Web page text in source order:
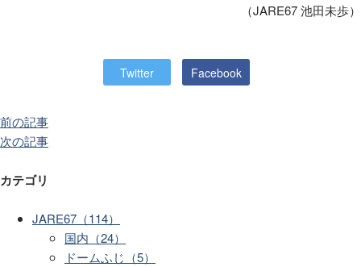
（JARE67 池田未歩）
Twitter Facebook
前の記事
次の記事
カテゴリ
JARE67（114）
国内（24）
ドームふじ（5）